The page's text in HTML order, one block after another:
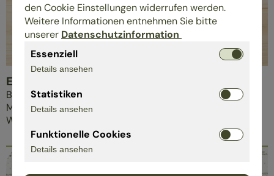
03.
Ein Netzwerk mit Haltung
Bei ÖkoControl engagieren sich Menschen, die nicht nur
Möbel verkaufen, sondern Verantwortung leben und
Wissen teilen.
den Cookie Einstellungen widerrufen werden.
Weitere Informationen entnehmen Sie bitte
unserer Datenschutzinformation
Essenziell
Details ansehen
Statistiken
Details ansehen
Funktionelle Cookies
Details ansehen